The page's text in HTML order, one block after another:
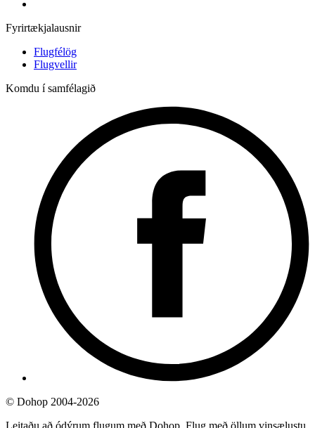
Fyrirtækjalausnir
Flugfélög
Flugvellir
Komdu í samfélagið
© Dohop 2004-2026